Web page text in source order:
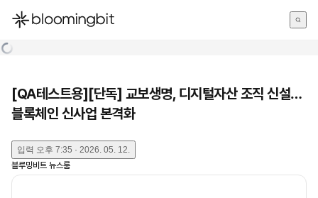
한국어
[QA테스트용][단독] 교보생명, 디지털자산 조직 신설…
블록체인 신사업 본격화
입력 오후 7:35 · 2026. 05. 12.
블루밍비트 뉴스룸